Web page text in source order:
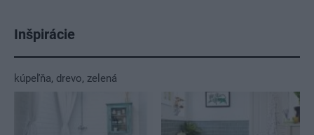
Inšpirácie
kúpeľňa, drevo, zelená